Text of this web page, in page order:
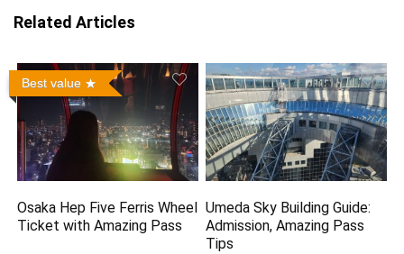
Related Articles
Best value
Osaka Hep Five Ferris Wheel
Ticket with Amazing Pass
Umeda Sky Building Guide:
Admission, Amazing Pass
Tips